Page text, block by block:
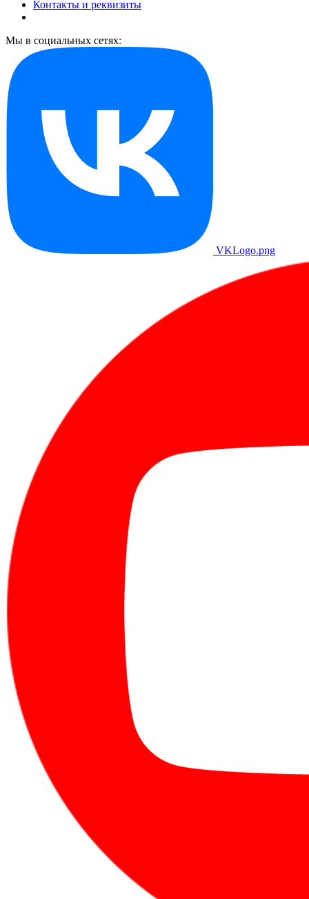
Контакты и реквизиты
Мы в социальных сетях:
VKLogo.png